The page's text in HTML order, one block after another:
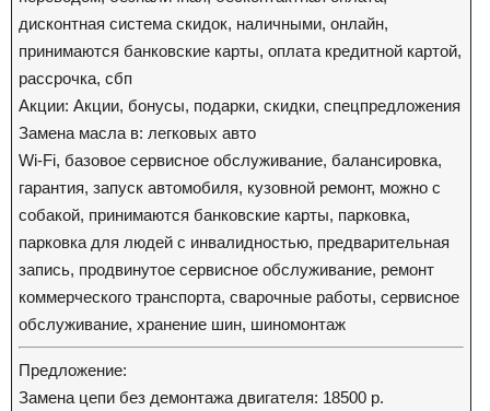
дисконтная система скидок, наличными, онлайн,
принимаются банковские карты, оплата кредитной картой,
рассрочка, сбп
Акции: Акции, бонусы, подарки, скидки, спецпредложения
Замена масла в: легковых авто
Wi-Fi, базовое сервисное обслуживание, балансировка,
гарантия, запуск автомобиля, кузовной ремонт, можно с
собакой, принимаются банковские карты, парковка,
парковка для людей с инвалидностью, предварительная
запись, продвинутое сервисное обслуживание, ремонт
коммерческого транспорта, сварочные работы, сервисное
обслуживание, хранение шин, шиномонтаж
Предложение:
Замена цепи без демонтажа двигателя: 18500 р.